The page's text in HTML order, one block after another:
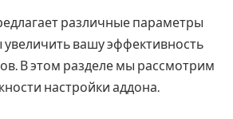
различные параметры
увеличить вашу эффективность
В этом разделе мы рассмотрим
настройки аддона.